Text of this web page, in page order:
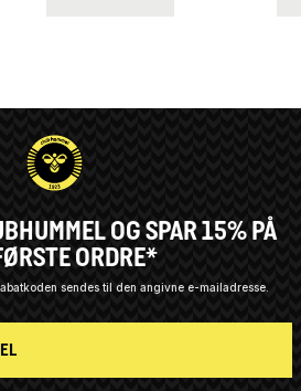
OG SPAR 15% PÅ
ORDRE*
sendes til den angivne e-mailadresse.